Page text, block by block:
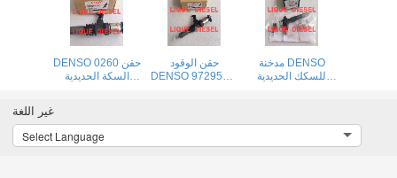
DENSO 0260 حقن
السكة الحديدية
ME306476
9729505026
حقن الوقود
DENSO 9729505-
2950500260
مدخنة DENSO
للسكك الحديدية
0L050 095000-
غير اللغة
Select Language